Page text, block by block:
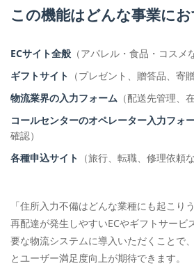
この機能はどんな事業に
ECサイト全般 （アパレル・食品・コスメ
ギフトサイト （プレゼント、贈答品、寄
物流業界の入力フォーム （配送先管理、
コールセンターのオペレーター入力フォ
確認）
各種申込サイト （旅行、転職、修理依頼な
「住所入力不備はどんな業種にも起こり
再配達が発生しやすいECやギフトサービ
要な物流システムに導入いただくことで
とユーザー満足度向上が期待できます。